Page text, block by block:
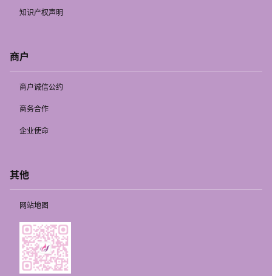
知识产权声明
商户
商户诚信公约
商务合作
企业使命
其他
网站地图